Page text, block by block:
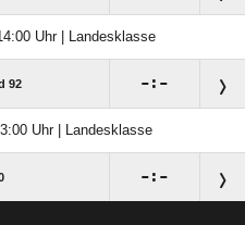
Uhr | Landesklasse
92 : 
Uhr | Landesklasse
: 